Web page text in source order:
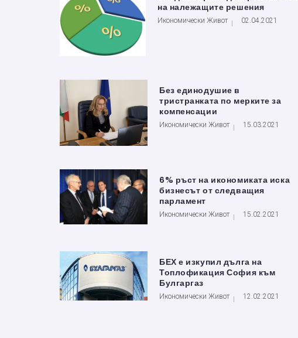
на належащите решения
Икономически Живот 02.04.2021
Без единодушие в
тристранката по мерките за
компенсации
Икономически Живот 15.03.2021
6% ръст на икономиката иска
бизнесът от следващия
парламент
Икономически Живот 15.02.2021
БЕХ е изкупил дълга на
Топлофикация София към
Булгаргаз
Икономически Живот 12.02.2021